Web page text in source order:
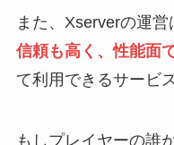
また、Xserverの運
信頼も高く、性能面
て利用できるサービ
もしプレイヤーの誰